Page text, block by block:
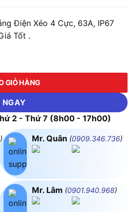
Điện Xéo 4 Cực, 63A, IP67
Tốt .
Xéo 4 Cực, 63A, IP67 MPE MPN2-
GIỎ HÀNG
NGAY
2 - Thứ 7 (8h00 - 17h00)
) Mr. Quân (0909.346.736)
Mr. Lâm (0901.940.968)